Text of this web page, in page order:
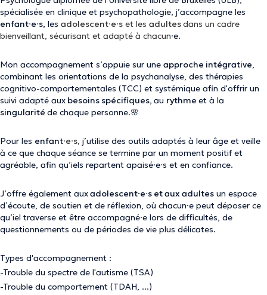
spécialisée en clinique et psychopathologie, j’accompagne les
enfant·e·s, les adolescent·e·s et les adultesdans un cadre
bienveillant, sécurisant et adapté à chacun·e.
Mon accompagnement s’appuie sur une approche intégrative,
combinant les orientations de la psychanalyse, des thérapies
cognitivo-comportementales (TCC) et systémique afin d'offrir un
suivi adapté aux besoins spécifiques, au rythme et à la
singularité de chaque personne.🌸
Pour les enfant·e·s, j’utilise des outils adaptés à leur âge et veille
à ce que chaque séance se termine par un moment positif et
agréable, afin qu’iels repartent apaisé·e·s et en confiance.
J’offre également auxadolescent·e·s et aux adultes un espace
d’écoute, de soutien et de réflexion, où chacun·e peut déposer ce
qu’iel traverse et être accompagné·e lors de difficultés, de
questionnements ou de périodes de vie plus délicates.
Types d'accompagnement :
-Trouble du spectre de l'autisme (TSA)
-Trouble du comportement (TDAH, ...)